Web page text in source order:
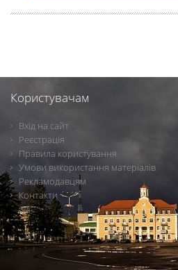
Користувачам
Вхід на сайт
Реєстрація
Правила користування
Умови використання матеріалів
Рекламодавцям
Контакти